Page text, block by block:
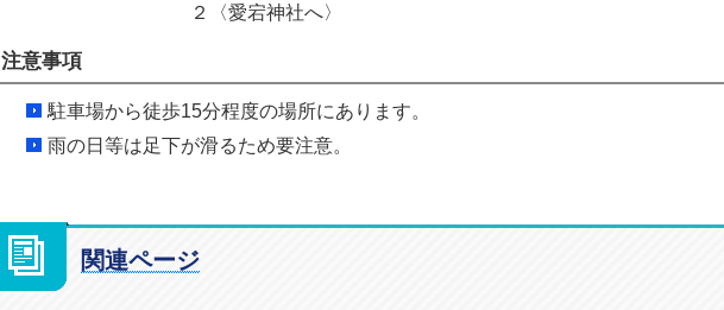
２〈愛宕神社へ〉 ３〈愛宕
注意事項
駐車場から徒歩15分程度の場所にあります。
雨の日等は足下が滑るため要注意。
関連ページ